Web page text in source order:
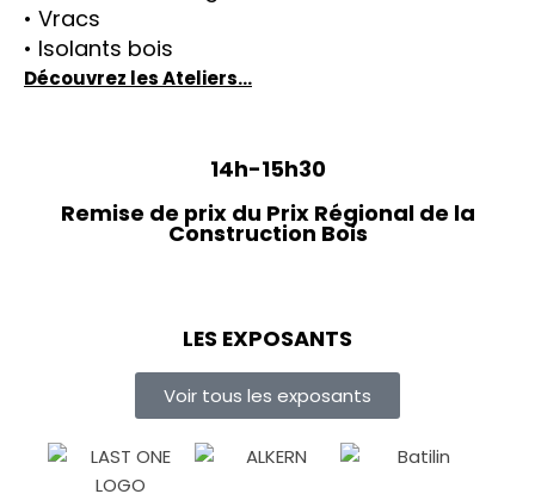
• Vracs
• Isolants bois
Découvrez les Ateliers…
14h-15h30
Remise de prix du Prix Régional de la
Construction Bois
LES EXPOSANTS
Voir tous les exposants